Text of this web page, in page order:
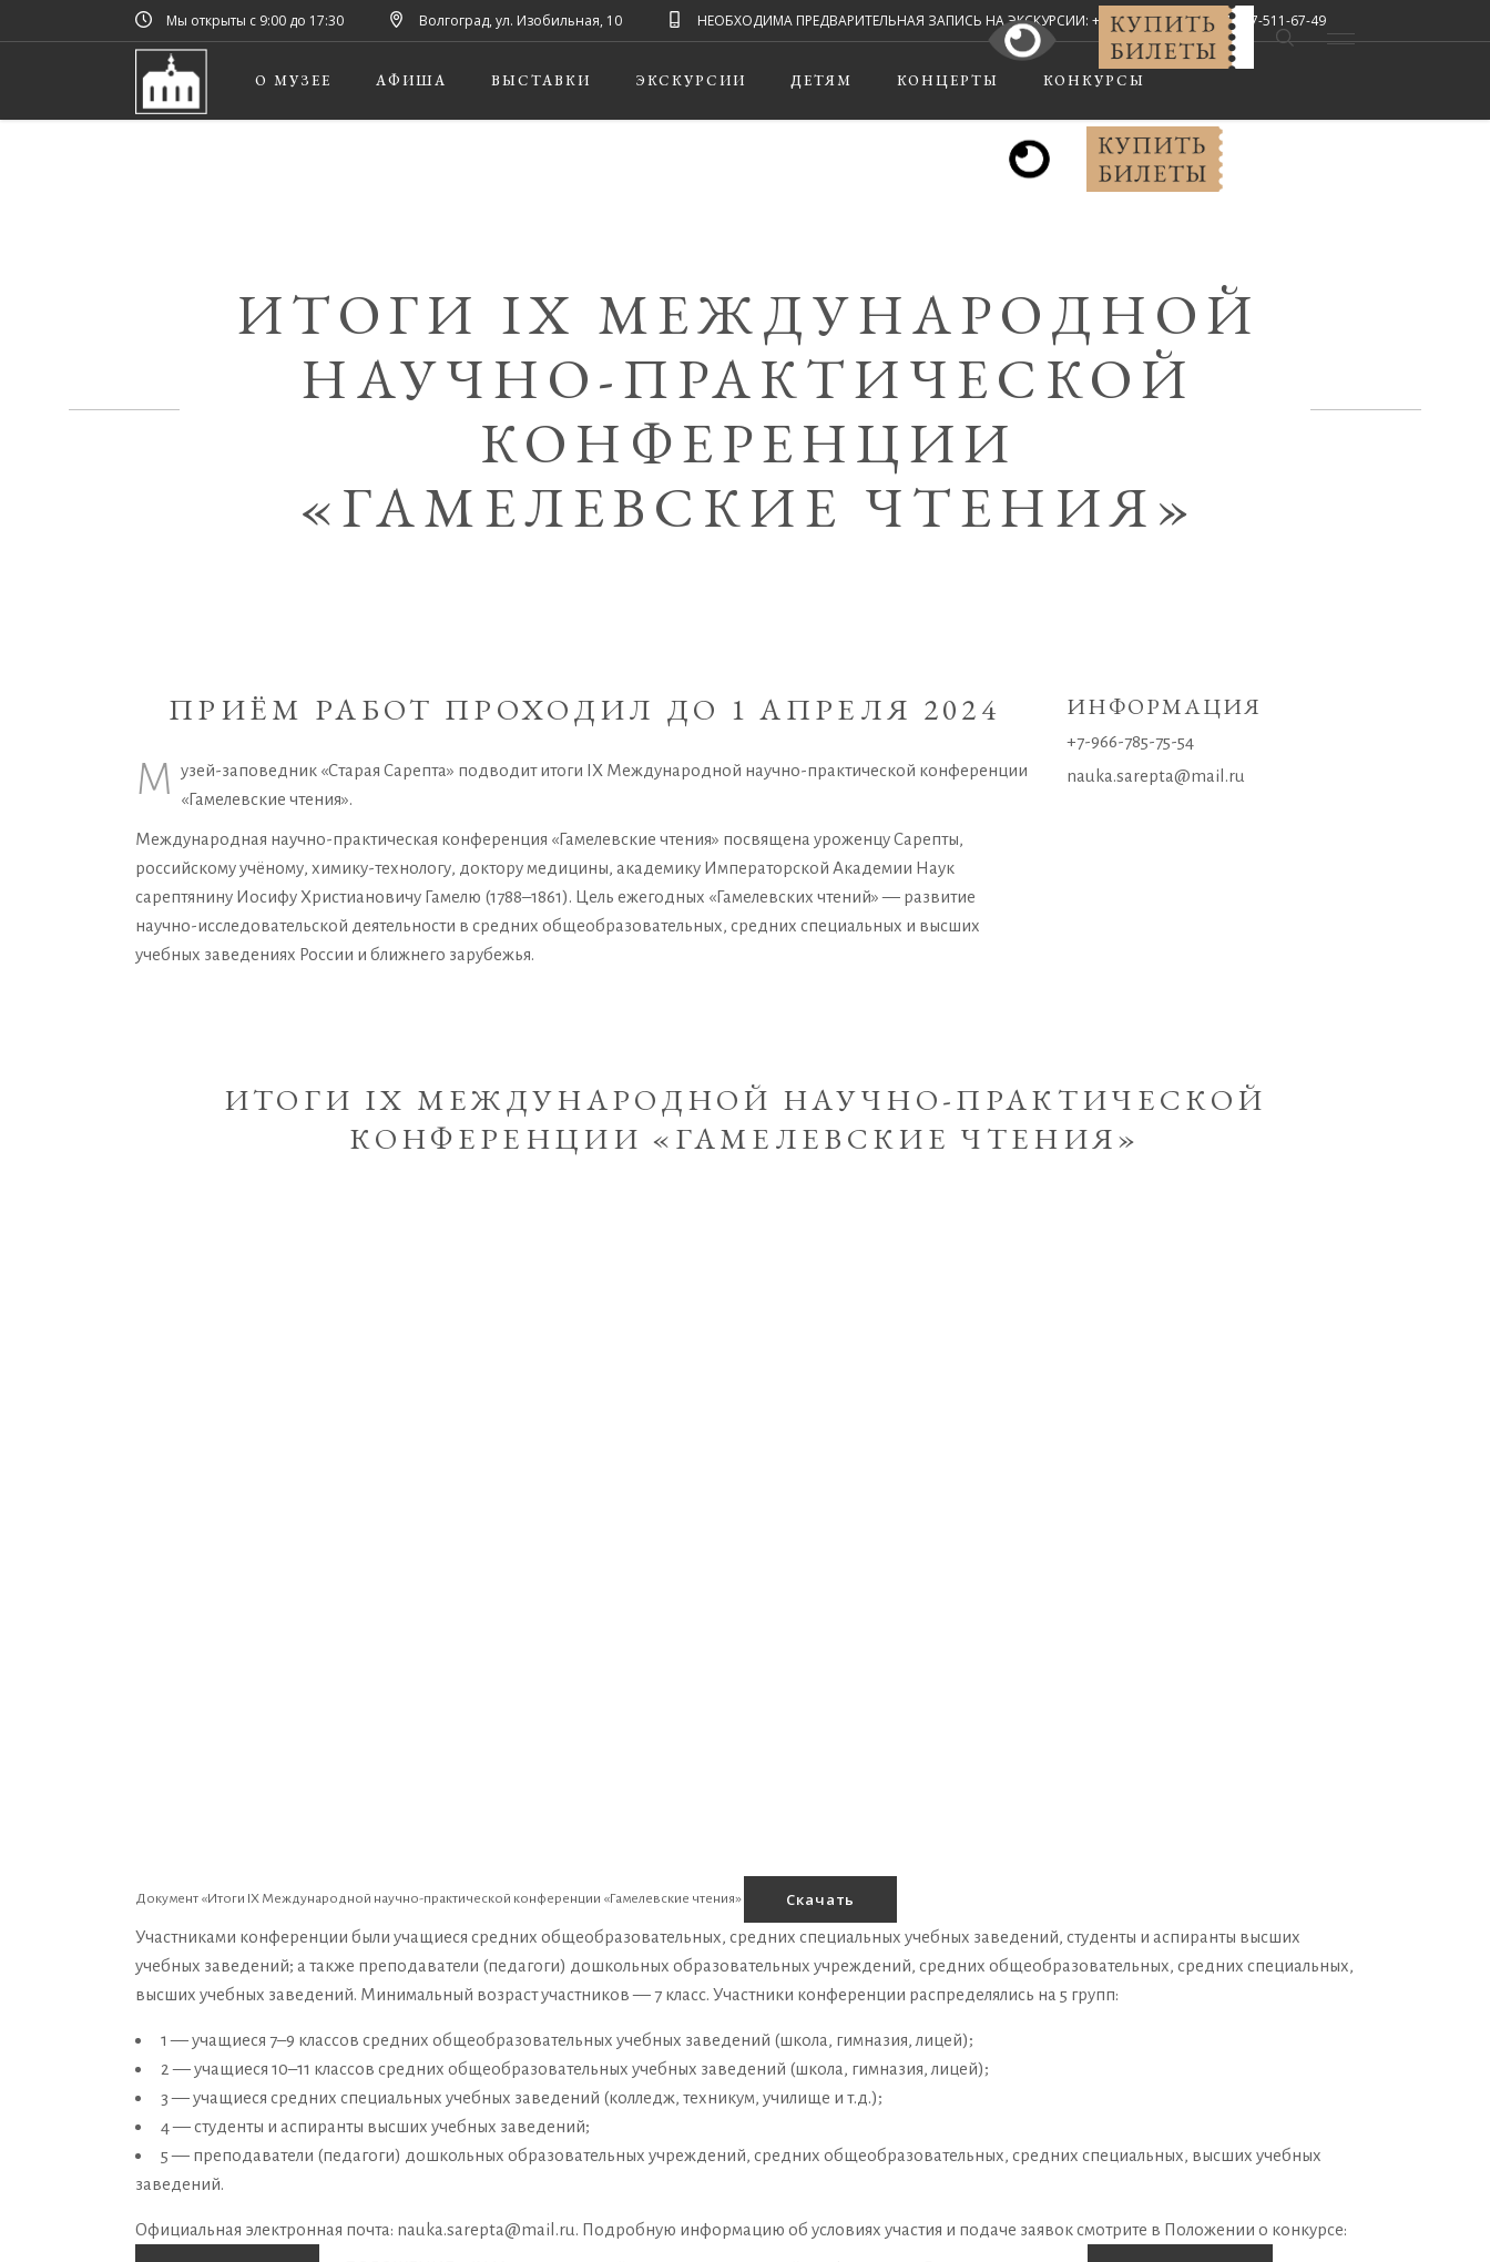
Мы открыты с 9:00 до 17:30 Волгоград, ул. Изобильная, 10 НЕОБХОДИМА ПРЕДВАРИТЕЛЬНАЯ ЗАПИСЬ НА ЭКСКУРСИИ: +7 (8442) 67-33-02, +7-927-511-67-49
Мы в соцсетях:
О МУЗЕЕ
АФИША ВЫСТАВКИ ЭКСКУРСИИ ДЕТЯМ КОНЦЕРТЫ КОНКУРСЫ
ИТОГИ IX МЕЖДУНАРОДНОЙ
НАУЧНО-ПРАКТИЧЕСКОЙ
КОНФЕРЕНЦИИ
«ГАМЕЛЕВСКИЕ ЧТЕНИЯ»
ПРИЁМ РАБОТ ПРОХОДИЛ ДО 1 АПРЕЛЯ 2024
М узей-заповедник «Старая Сарепта» подводит итоги IX Международной научно-практической конференции
«Гамелевские чтения».
Международная научно-практическая конференция «Гамелевские чтения» посвящена уроженцу Сарепты,
российскому учёному, химику-технологу, доктору медицины, академику Императорской Академии Наук
сарептянину Иосифу Христиановичу Гамелю (1788–1861). Цель ежегодных «Гамелевских чтений» — развитие
научно-исследовательской деятельности в средних общеобразовательных, средних специальных и высших
учебных заведениях России и ближнего зарубежья.
ИНФОРМАЦИЯ
+7-966-785-75-54
nauka.sarepta@mail.ru
ИТОГИ IX МЕЖДУНАРОДНОЙ НАУЧНО-ПРАКТИЧЕСКОЙ
КОНФЕРЕНЦИИ «ГАМЕЛЕВСКИЕ ЧТЕНИЯ»
Документ «Итоги IX Международной научно-практической конференции «Гамелевские чтения» Скачать
Участниками конференции были учащиеся средних общеобразовательных, средних специальных учебных заведений, студенты и аспиранты высших
учебных заведений; а также преподаватели (педагоги) дошкольных образовательных учреждений, средних общеобразовательных, средних специальных,
высших учебных заведений. Минимальный возраст участников — 7 класс. Участники конференции распределялись на 5 групп:
1 — учащиеся 7–9 классов средних общеобразовательных учебных заведений (школа, гимназия, лицей);
2 — учащиеся 10–11 классов средних общеобразовательных учебных заведений (школа, гимназия, лицей);
3 — учащиеся средних специальных учебных заведений (колледж, техникум, училище и т.д.);
4 — студенты и аспиранты высших учебных заведений;
5 — преподаватели (педагоги) дошкольных образовательных учреждений, средних общеобразовательных, средних специальных, высших учебных
заведений.
Официальная электронная почта: nauka.sarepta@mail.ru. Подробную информацию об условиях участия и подаче заявок смотрите в Положении о конкурсе: